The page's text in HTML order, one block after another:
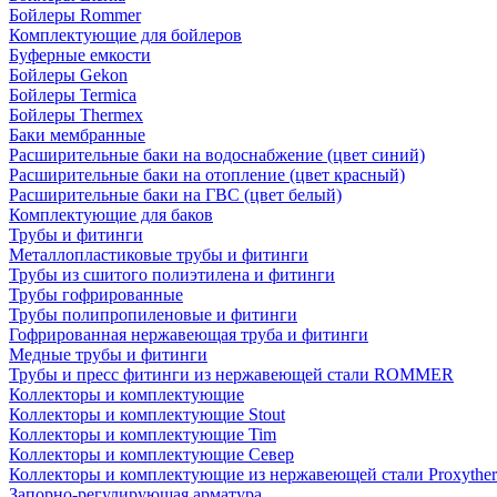
Бойлеры Rommer
Комплектующие для бойлеров
Буферные емкости
Бойлеры Gekon
Бойлеры Termica
Бойлеры Thermex
Баки мембранные
Расширительные баки на водоснабжение (цвет синий)
Расширительные баки на отопление (цвет красный)
Расширительные баки на ГВС (цвет белый)
Комплектующие для баков
Трубы и фитинги
Металлопластиковые трубы и фитинги
Трубы из сшитого полиэтилена и фитинги
Трубы гофрированные
Трубы полипропиленовые и фитинги
Гофрированная нержавеющая труба и фитинги
Медные трубы и фитинги
Трубы и пресс фитинги из нержавеющей стали ROMMER
Коллекторы и комплектующие
Коллекторы и комплектующие Stout
Коллекторы и комплектующие Tim
Коллекторы и комплектующие Север
Коллекторы и комплектующие из нержавеющей стали